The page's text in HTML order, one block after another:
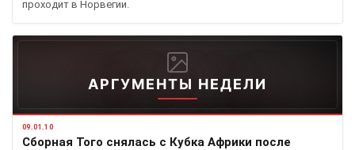
проходит в Норвегии.
АРГУМЕНТЫ НЕДЕЛИ
09.01.10
Сборная Того снялась с Кубка Африки после